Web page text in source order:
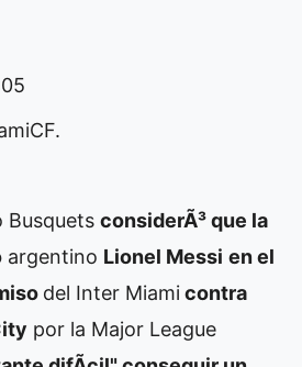
Busquets considerÃ³ que la
argentino Lionel Messi en el
del Inter Miamicontra
por la Major League